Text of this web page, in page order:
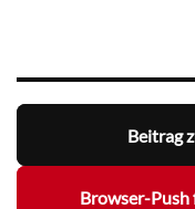
Beitrag
Browser-Push